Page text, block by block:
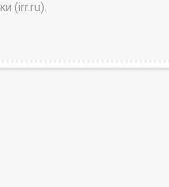
(irr.ru).